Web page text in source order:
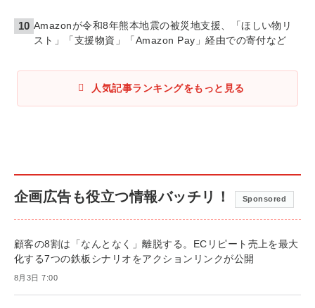
Amazonが令和8年熊本地震の被災地支援、「ほしい物リ
スト」「支援物資」「Amazon Pay」経由での寄付など
人気記事ランキングをもっと見る
企画広告も役立つ情報バッチリ！ Sponsored
顧客の8割は「なんとなく」離脱する。ECリピート売上を最大
化する7つの鉄板シナリオをアクションリンクが公開
8月3日 7:00